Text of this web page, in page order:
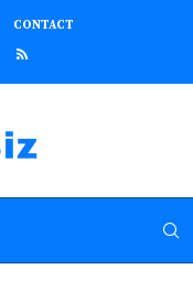
CONTACT